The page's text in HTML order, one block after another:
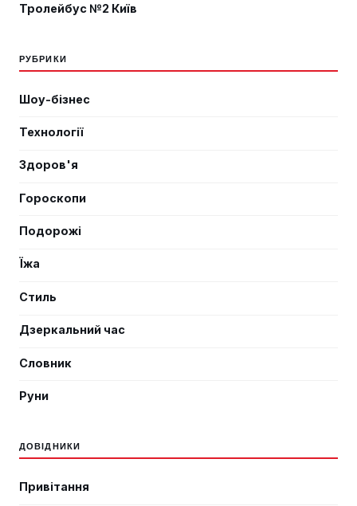
Тролейбус №2 Київ
РУБРИКИ
Шоу-бізнес
Технології
Здоров'я
Гороскопи
Подорожі
Їжа
Стиль
Дзеркальний час
Словник
Руни
ДОВІДНИКИ
Привітання